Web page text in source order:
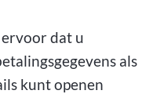
dat u
als
kunt openen